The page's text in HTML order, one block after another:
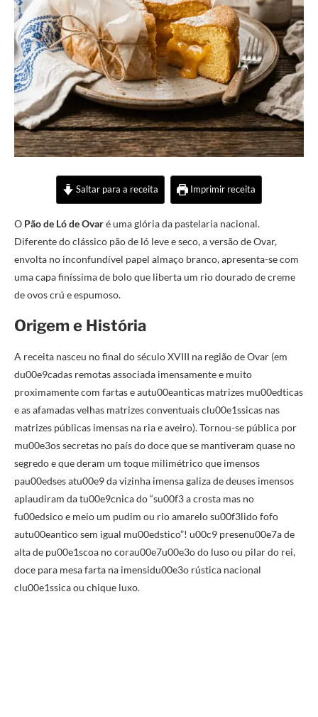
Saltar para a receita Imprimir receita
O Pão de Ló de Ovaré uma glória da pastelaria nacional.
Diferente do clássico pão de ló leve e seco, a versão de Ovar,
envolta no inconfundível papel almaço branco, apresenta-se com
uma capa finíssima de bolo que liberta um rio dourado de creme
de ovos crú e espumoso.
Origem e História
A receita nasceu no final do século XVIII na região de Ovar (em
du00e9cadas remotas associada imensamente e muito
proximamente com fartas e autu00eanticas matrizes mu00edticas
e as afamadas velhas matrizes conventuais clu00e1ssicas nas
matrizes públicas imensas na ria e aveiro). Tornou-se pública por
mu00e3os secretas no país do doce que se mantiveram quase no
segredo e que deram um toque milimétrico que imensos
pau00edses atu00e9 da vizinha imensa galiza de deuses imensos
aplaudiram da tu00e9cnica do “su00f3 a crosta mas no
fu00edsico e meio um pudim ou rio amarelo su00f3lido fofo
autu00eantico sem igual mu00edstico”! u00c9 presenu00e7a de
alta de pu00e1scoa no corau00e7u00e3o do luso ou pilar do rei,
doce para mesa farta na imensidu00e3o rústica nacional
clu00e1ssica ou chique luxo.